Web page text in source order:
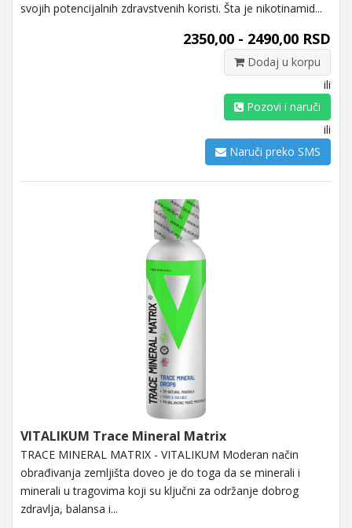
svojih potencijalnih zdravstvenih koristi. Šta je nikotinamid...
2350,00 - 2490,00 RSD
Dodaj u korpu
ili
Pozovi i naruči
ili
Naruči preko SMS
VITALIKUM Trace Mineral Matrix
TRACE MINERAL MATRIX - VITALIKUM Moderan način
obrađivanja zemljišta doveo je do toga da se minerali i
minerali u tragovima koji su ključni za održanje dobrog
zdravlja, balansa i...